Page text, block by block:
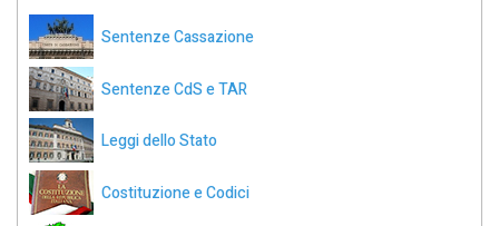
Sentenze Cassazione
Sentenze CdS e TAR
Leggi dello Stato
Costituzione e Codici